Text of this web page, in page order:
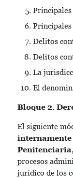
Delitos
Delitos
La
El
Bloque 2.
El siguiente
Penitenciaria
procesos
jurídico de los